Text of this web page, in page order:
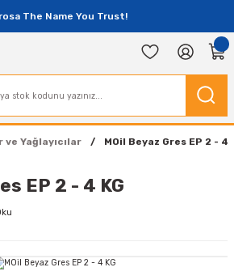
The Name You Trust!
ve Yağlayıcılar MOil Beyaz Gres EP 2 - 4
EP 2 - 4 KG